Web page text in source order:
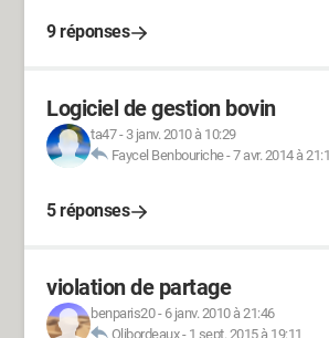
9 réponses
Logiciel de gestion bovin
ta47- 3 janv. 2010 à 10:29
Faycel Benbouriche-7 avr. 2014 à
5 réponses
violation de partage
benparis20- 6 janv. 2010 à 21:46
Olibordeaux- 1 sept. 2015 à 19:11